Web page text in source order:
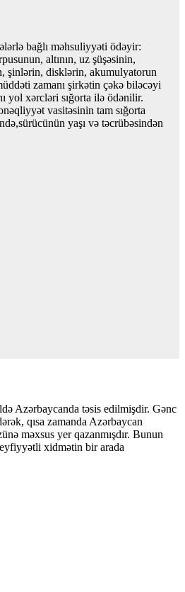
bağlı məhsuliyyəti ödəyir:
altının, uz şüşəsinin,
şinlərin, disklərin, akumulyatorun
zamanı şirkətin çəkə biləcəyi
yol xərcləri sığorta ilə ödənilir.
vasitəsinin tam sığorta
yaşı və təcrübəsindən
Azərbaycanda təsis edilmişdir. Gənc
qısa zamanda Azərbaycan
məxsus yer qazanmışdır. Bunun
xidmətin bir arada